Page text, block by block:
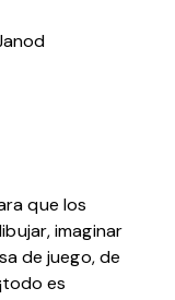
que los
imaginar
de juego, de
es